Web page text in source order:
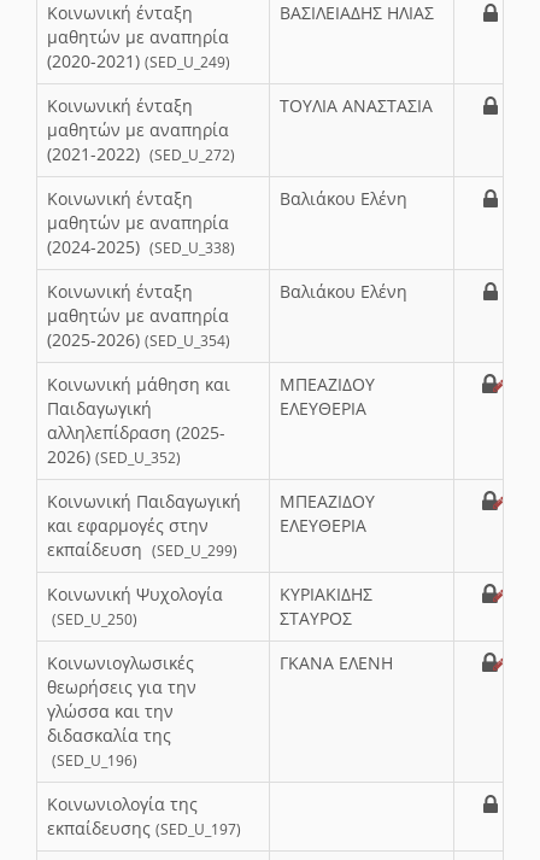
Κοινωνική ένταξη
μαθητών με αναπηρία
(2020-2021) (SED_U_249)
ΒΑΣΙΛΕΙΑΔΗΣ ΗΛΙΑΣ
Κοινωνική ένταξη
μαθητών με αναπηρία
(2021-2022) (SED_U_272)
ΤΟΥΛΙΑ ΑΝΑΣΤΑΣΙΑ
Κοινωνική ένταξη
μαθητών με αναπηρία
(2024-2025) (SED_U_338)
Βαλιάκου Ελένη
Κοινωνική ένταξη
μαθητών με αναπηρία
(2025-2026) (SED_U_354)
Βαλιάκου Ελένη
Κοινωνική μάθηση και
Παιδαγωγική
αλληλεπίδραση (2025-
2026) (SED_U_352)
ΜΠΕΑΖΙΔΟΥ
ΕΛΕΥΘΕΡΙΑ
Κοινωνική Παιδαγωγική
και εφαρμογές στην
εκπαίδευση (SED_U_299)
ΜΠΕΑΖΙΔΟΥ
ΕΛΕΥΘΕΡΙΑ
Κοινωνική Ψυχολογία
(SED_U_250)
ΚΥΡΙΑΚΙΔΗΣ
ΣΤΑΥΡΟΣ
Κοινωνιογλωσικές
θεωρήσεις για την
γλώσσα και την
διδασκαλία της
(SED_U_196)
ΓΚΑΝΑ ΕΛΕΝΗ
Κοινωνιολογία της
εκπαίδευσης (SED_U_197)